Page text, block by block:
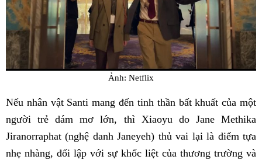
Ảnh: Netflix
Nếu nhân vật Santi mang đến tinh thần bất khuất của một
người trẻ dám mơ lớn, thì Xiaoyu do Jane Methika
Jiranorraphat (nghệ danh Janeyeh) thủ vai lại là điểm tựa
nhẹ nhàng, đối lập với sự khốc liệt của thương trường và